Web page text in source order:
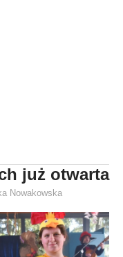
już otwarta
Nowakowska